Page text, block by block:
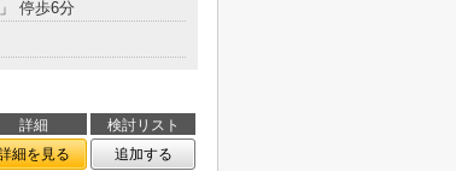
停歩6分
詳細
検討リスト
細を見る
追加する